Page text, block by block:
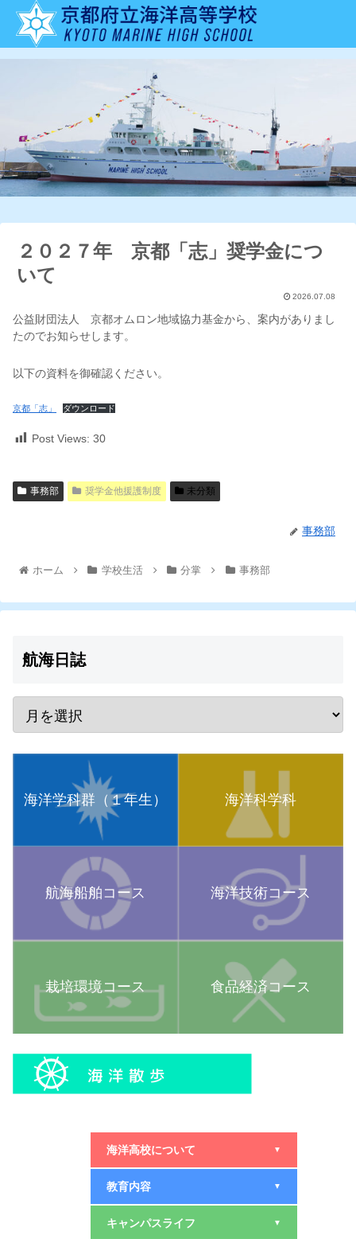
２０２７年 京都「志」奨学金につ
いて
2026.07.08
公益財団法人 京都オムロン地域協力基金から、案内がありまし
たのでお知らせします。
以下の資料を御確認ください。
京都「志」 ダウンロード
Post Views: 30
事務部 奨学金他援護制度 未分類
事務部
ホーム 学校生活 分掌 事務部
航海日誌
海洋学科群（１年生） 海洋科学科
航海船舶コース 海洋技術コース
栽培環境コース 食品経済コース
海洋高校について ▼
教育内容 ▼
キャンパスライフ ▼